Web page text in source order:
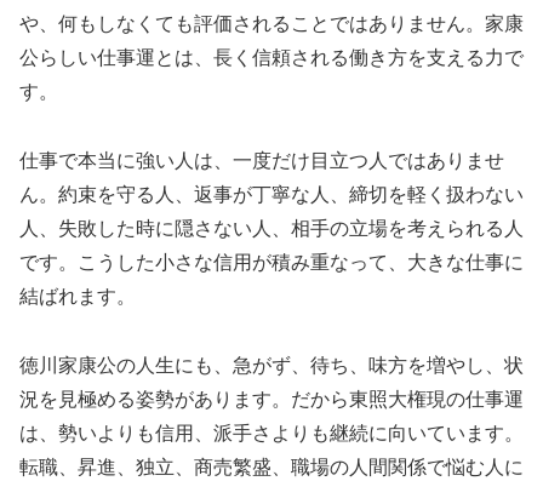
や、何もしなくても評価されることではありません。家康
公らしい仕事運とは、長く信頼される働き方を支える力で
す。
仕事で本当に強い人は、一度だけ目立つ人ではありませ
ん。約束を守る人、返事が丁寧な人、締切を軽く扱わない
人、失敗した時に隠さない人、相手の立場を考えられる人
です。こうした小さな信用が積み重なって、大きな仕事に
結ばれます。
徳川家康公の人生にも、急がず、待ち、味方を増やし、状
況を見極める姿勢があります。だから東照大権現の仕事運
は、勢いよりも信用、派手さよりも継続に向いています。
転職、昇進、独立、商売繁盛、職場の人間関係で悩む人に